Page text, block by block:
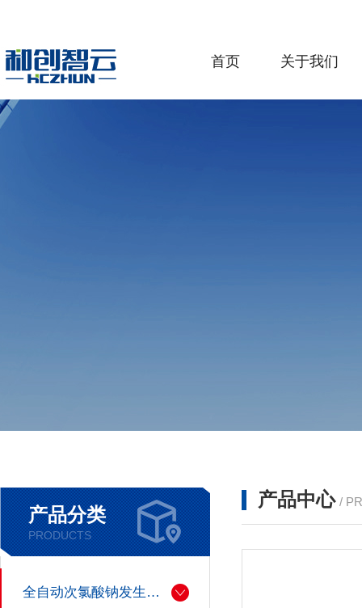
首页 关于我们
产品分类
PRODUCTS
全自动次氯酸钠发生器厂家
产品中心 /